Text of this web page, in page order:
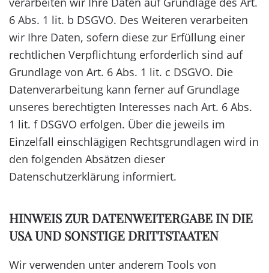
6 Abs. 1 lit. b DSGVO. Des Weiteren verarbeiten
wir Ihre Daten, sofern diese zur Erfüllung einer
rechtlichen Verpflichtung erforderlich sind auf
Grundlage von Art. 6 Abs. 1 lit. c DSGVO. Die
Datenverarbeitung kann ferner auf Grundlage
unseres berechtigten Interesses nach Art. 6 Abs.
1 lit. f DSGVO erfolgen. Über die jeweils im
Einzelfall einschlägigen Rechtsgrundlagen wird in
den folgenden Absätzen dieser
Datenschutzerklärung informiert.
HINWEIS ZUR DATENWEITERGABE IN DIE
USA UND SONSTIGE DRITTSTAATEN
Wir verwenden unter anderem Tools von